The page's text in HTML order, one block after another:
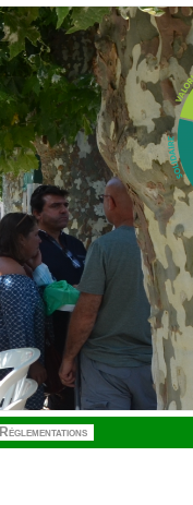
Réglementations